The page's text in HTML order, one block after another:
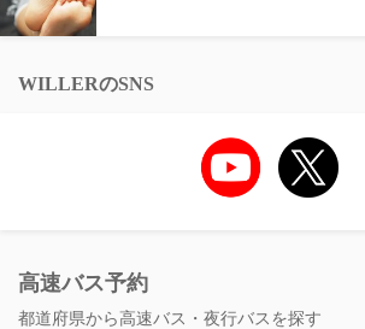
WILLERのSNS
高速バス予約
都道府県から高速バス・夜行バスを探す